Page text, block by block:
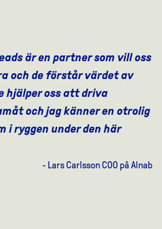
är en partner som vill oss
och de förstår värdet av
hjälper oss att driva
och jag känner en otrolig
i ryggen under den här
- Lars Carlsson COO på Alnab